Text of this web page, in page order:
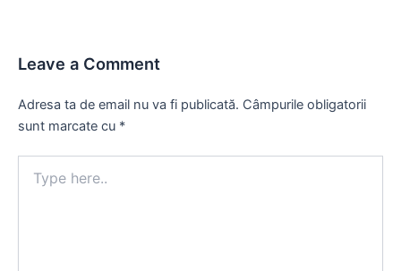
Leave a Comment
Adresa ta de email nu va fi publicată. Câmpurile obligatorii
sunt marcate cu *
here..